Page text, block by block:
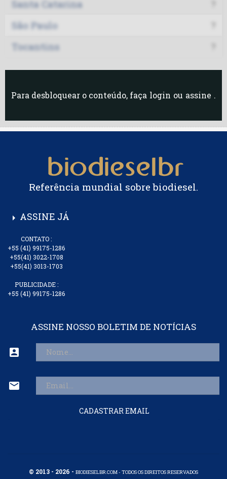
Santa Catarina
São Paulo
Tocantins
Para desbloquear o conteúdo, faça login ou assine .
Referência mundial sobre biodiesel.
arrow_right ASSINE JÁ
CONTATO :
+55 (41) 99175-1286
+55(41) 3022-1708
+55(41) 3013-1703
PUBLICIDADE :
+55 (41) 99175-1286
ASSINE NOSSO BOLETIM DE NOTÍCIAS
account_box
mail
CADASTRAR EMAIL
© 2013 - 2026 - BIODIESELBR.COM - TODOS OS DIREITOS RESERVADOS